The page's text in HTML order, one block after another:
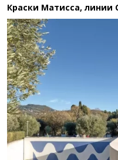
Краски Матисса, линии